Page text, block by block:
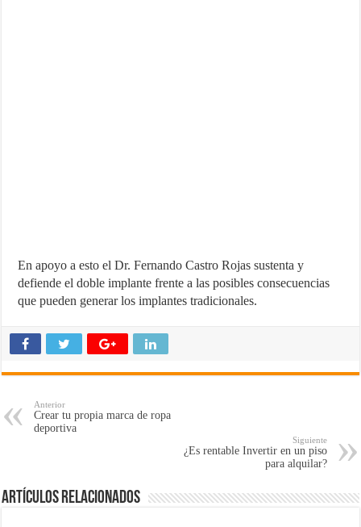
En apoyo a esto el Dr. Fernando Castro Rojas sustenta y
defiende el doble implante frente a las posibles consecuencias
que pueden generar los implantes tradicionales.
Anterior
Crear tu propia marca de ropa
deportiva
Siguiente
¿Es rentable Invertir en un piso
para alquilar?
Artículos Relacionados